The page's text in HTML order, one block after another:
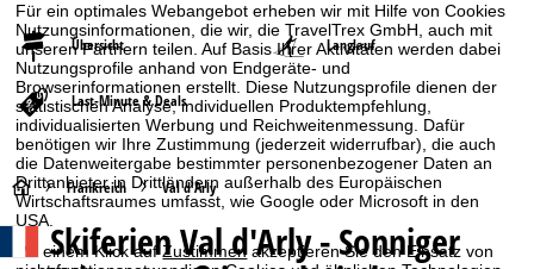
Für ein optimales Webangebot erheben wir mit Hilfe von Cookies
Nutzungsinformationen, die wir, die TravelTrex GmbH, auch mit
unseren Partnern teilen. Auf Basis Ihrer Aktivitäten werden dabei
Nutzungsprofile anhand von Endgeräte- und
Browserinformationen erstellt. Diese Nutzungsprofile dienen der
statistischen Analyse, individuellen Produktempfehlung,
individualisierten Werbung und Reichweitenmessung. Dafür
benötigen wir Ihre Zustimmung (jederzeit widerrufbar), die auch
die Datenweitergabe bestimmter personenbezogener Daten an
Drittanbieter in Drittländern außerhalb des Europäischen
Wirtschaftsraumes umfasst, wie Google oder Microsoft in den
USA.
Mit einem Klick aufZustimmenakzeptieren Sie den Einsatz von
Übersicht Langlauf
Last-Minute & Deals
S Frankreich Val d'Arly
Skiferien Val d'Arly - Sonniger